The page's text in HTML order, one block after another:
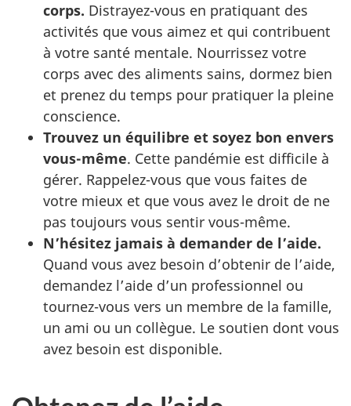
corps. Distrayez-vous en pratiquant des
activités que vous aimez et qui contribuent
à votre santé mentale. Nourrissez votre
corps avec des aliments sains, dormez bien
et prenez du temps pour pratiquer la pleine
conscience.
Trouvez un équilibre et soyez bon envers
vous-même. Cette pandémie est difficile à
gérer. Rappelez-vous que vous faites de
votre mieux et que vous avez le droit de ne
pas toujours vous sentir vous-même.
N’hésitez jamais à demander de l’aide.
Quand vous avez besoin d’obtenir de l’aide,
demandez l’aide d’un professionnel ou
tournez-vous vers un membre de la famille,
un ami ou un collègue. Le soutien dont vous
avez besoin est disponible.